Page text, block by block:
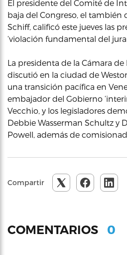
El presidente del Comité de
baja del Congreso, el también
Schiff, calificó este jueves las
‘violación fundamental del
La presidenta de la Cámara
discutió en la ciudad de
una transición pacífica en
embajador del Gobierno
Vecchio, y los legisladores
Debbie Wasserman Schultz y
Powell, además de
Compartir
COMENTARIOS 0